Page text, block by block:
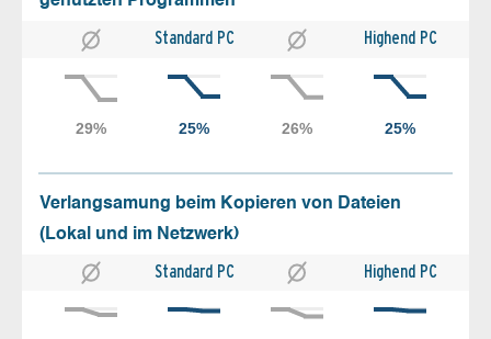
Standard PC Highend PC
Verlangsamung beim Kopieren von Dateien
(Lokal und im Netzwerk)
Standard PC Highend PC